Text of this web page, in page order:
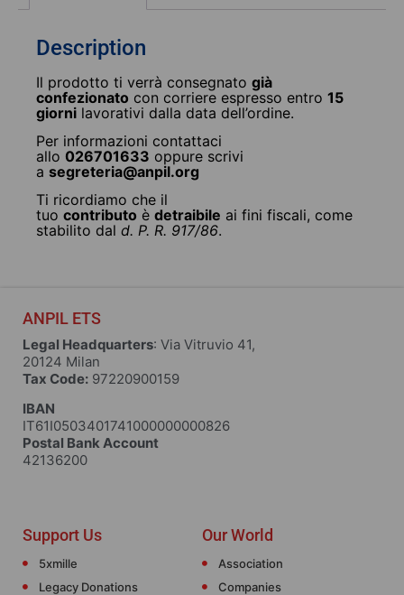
Description
Il prodotto ti verrà consegnato già
confezionato con corriere espresso entro 15
giorni lavorativi dalla data dell’ordine.
Per informazioni contattaci
allo 026701633 oppure scrivi
a segreteria@anpil.org
Ti ricordiamo che il
tuo contributo è detraibile ai fini fiscali, come
stabilito dal d. P. R. 917/86.
ANPIL ETS
Legal Headquarters: Via Vitruvio 41,
20124 Milan
Tax Code: 97220900159
IBAN
IT61I0503401741000000000826
Postal Bank Account
42136200
Support Us
5xmille
Legacy Donations
Our World
Association
Companies